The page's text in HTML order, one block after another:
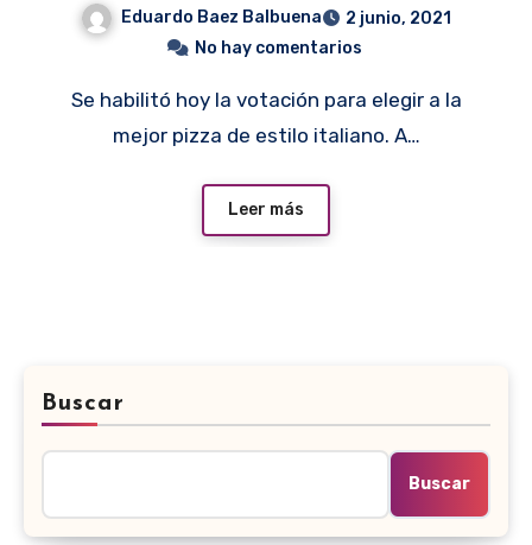
Eduardo Baez Balbuena
2 junio, 2021
No hay comentarios
Se habilitó hoy la votación para elegir a la
mejor pizza de estilo italiano. A…
Leer más
Buscar
Buscar